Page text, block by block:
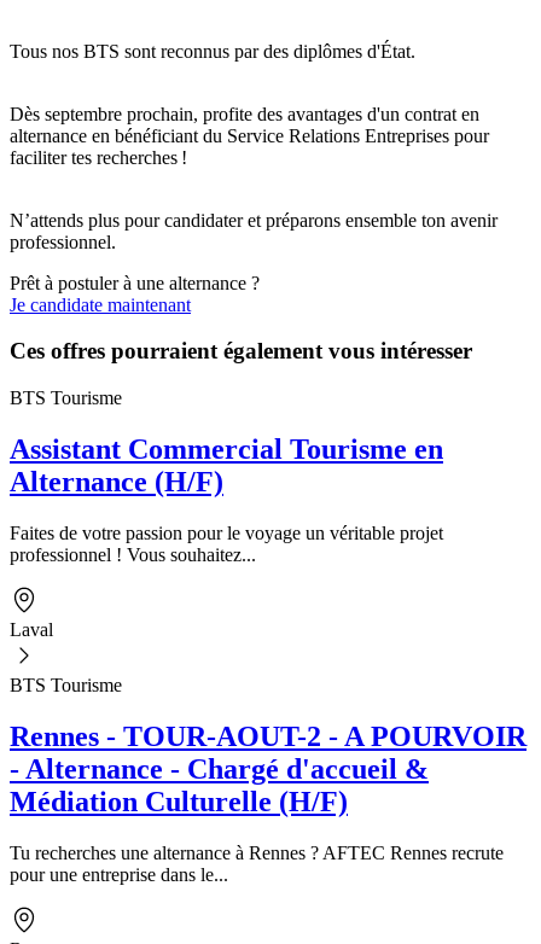
Tous nos BTS sont reconnus par des diplômes d'État.
Dès septembre prochain, profite des avantages d'un contrat en
alternance en bénéficiant du Service Relations Entreprises pour
faciliter tes recherches !
N’attends plus pour candidater et préparons ensemble ton avenir
professionnel.
Prêt à postuler à une alternance ?
Je candidate maintenant
Ces offres pourraient également vous intéresser
BTS Tourisme
Assistant Commercial Tourisme en
Alternance (H/F)
Faites de votre passion pour le voyage un véritable projet
professionnel ! Vous souhaitez...
Laval
BTS Tourisme
Rennes - TOUR-AOUT-2 - A POURVOIR
- Alternance - Chargé d'accueil &
Médiation Culturelle (H/F)
Tu recherches une alternance à Rennes ? AFTEC Rennes recrute
pour une entreprise dans le...